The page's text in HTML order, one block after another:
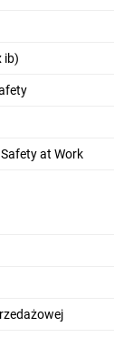
ib)
at Work